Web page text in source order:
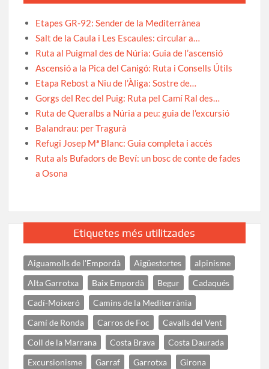
Etapes GR-92: Sender de la Mediterrànea
Salt de la Caula i Les Escaules: circular a…
Ruta al Puigmal des de Núria: Guia de l’ascensió
Ascensió a la Pica del Canigó: Ruta i Consells Útils
Etapa Rebost a Niu de l’Àliga: Sostre de…
Gorgs del Rec del Puig: Ruta pel Camí Ral des…
Ruta de Queralbs a Núria a peu: guia de l’excursió
Balandrau: per Tragurà
Refugi Josep Mª Blanc: Guia completa i accés
Ruta als Bufadors de Beví: un bosc de conte de fades
a Osona
Etiquetes més utilitzades
Aiguamolls de l'Empordà Aigüestortes
alpinisme
Alta Garrotxa
Baix Empordà Begur
Cadaqués
Cadí-Moixeró
Camins de la Mediterrània
Camí de Ronda
Carros de Foc
Cavalls del Vent
Coll de la Marrana
Costa Brava
Costa Daurada
Excursionisme
Garraf Garrotxa
Girona